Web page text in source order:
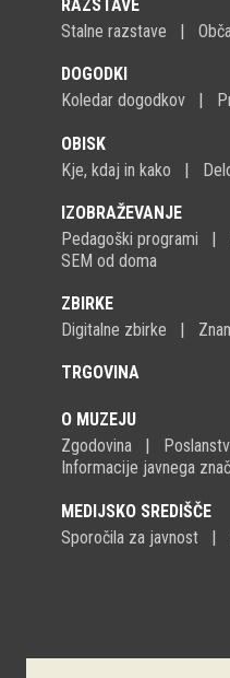
RAZSTAVE
Stalne razstave
DOGODKI
Koledar dogodkov
OBISK
Kje, kdaj in kako
IZOBRAŽEVANJE
Pedagoški programi
SEM od doma
ZBIRKE
Digitalne zbirke
TRGOVINA
O MUZEJU
Zgodovina
Informacije javnega
MEDIJSKO SREDIŠČE
Sporočila za javnost